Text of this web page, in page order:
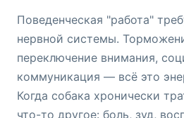
Поведенческая "работа"
нервной системы.
переключение внимания,
коммуникация — всё это
Когда собака хронически
что-то другое: боль, зуд,